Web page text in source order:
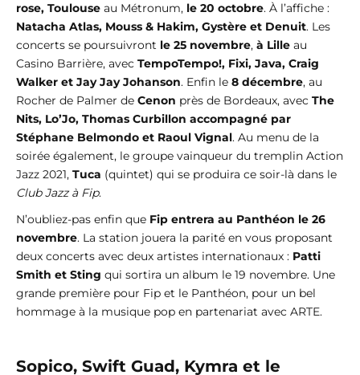
rose, Toulouse au Métronum, le 20 octobre. À l’affiche :
Natacha Atlas, Mouss & Hakim, Gystère et Denuit. Les
concerts se poursuivront le 25 novembre, à Lille au
Casino Barrière, avec TempoTempo!, Fixi, Java, Craig
Walker et Jay Jay Johanson. Enfin le 8 décembre, au
Rocher de Palmer de Cenon près de Bordeaux, avec The
Nits, Lo’Jo, Thomas Curbillon accompagné par
Stéphane Belmondo et Raoul Vignal. Au menu de la
soirée également, le groupe vainqueur du tremplin Action
Jazz 2021, Tuca (quintet) qui se produira ce soir-là dans le
Club Jazz à Fip.
N’oubliez-pas enfin que Fip entrera au Panthéon le 26
novembre. La station jouera la parité en vous proposant
deux concerts avec deux artistes internationaux : Patti
Smith et Sting qui sortira un album le 19 novembre. Une
grande première pour Fip et le Panthéon, pour un bel
hommage à la musique pop en partenariat avec ARTE.
Sopico, Swift Guad, Kymra et le